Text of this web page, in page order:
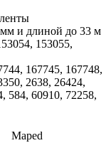
и длиной до 33 м
153055,
167745, 167748,
2638, 26424,
584, 60910, 72258,
Maped